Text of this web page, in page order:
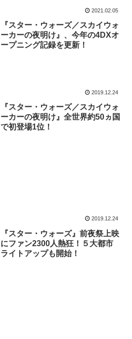
2021.02.05
『スター・ウォーズ／スカイウォ
ーカーの夜明け』、今年の4DXオ
ープニング記録を更新！
2019.12.24
『スター・ウォーズ／スカイウォ
ーカーの夜明け』全世界約50ヵ国
で初登場1位！
2019.12.24
『スター・ウォーズ』前夜祭上映
にファン2300人熱狂！５大都市
ライトアップも開始！